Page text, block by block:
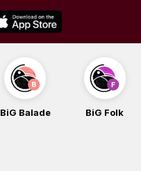
BiG Balade BiG Folk